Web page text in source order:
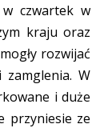
czwartek w
kraju oraz
rozwijać
zamglenia. W
i duże
przyniesie ze